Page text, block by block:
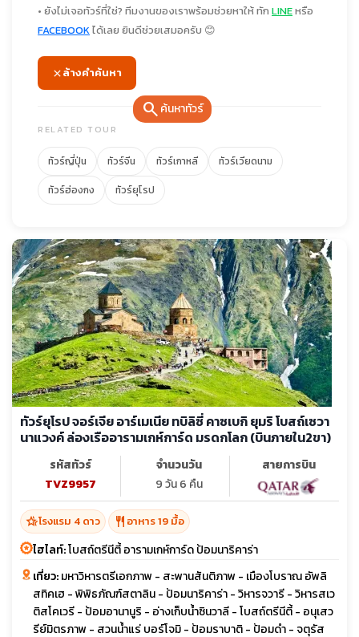
searchค้นหาทัวร์
• ยังไม่เจอทัวร์ที่ใช่? ทีมงานของเราพร้อมช่วยหาให้ ทัก LINEหรือ
FACEBOOKได้เลย ยินดีช่วยเสมอครับ 😊
ล้างคำค้นหา
RELATED TOUR
ทัวร์ญี่ปุ่น ทัวร์จีน ทัวร์เกาหลี
ทัวร์เวียดนาม
ทัวร์ฮ่องกง
ทัวร์ยุโรป
ทัวร์ยุโรป จอร์เจีย อาร์เมเนีย ทบิลิซี่ คาซเบกิ ยุมริ โบสถ์เซวา
นาแวงค์ ล่องเรืออารามเกห์การ์ด มรดกโลก (บินภายใน2ขา)
รหัสทัวร์
TVZ9957
จำนวนวัน
9 วัน 6 คืน
สายการบิน
hotel_classโรงแรม 4 ดาว restaurant อาหาร 19 มื้อ
ไฮไลท์:โบสถ์ตรีนีตี้ อารามเกห์การ์ด ป้อมนาริคาร่า
เที่ยว:มหาวิหารตรีเอกภาพ - สะพานสันติภาพ - เมืองโบราณ อัพลิ
สทิคเฮ - พิพิธภัณฑ์สตาลิน - ป้อมนาริคาร่า - วิหารจวารี - วิหารสเว
ติสโคเวรี - ป้อมอานานูริ - อ่างเก็บน้ำซินวาลี - โบสถ์ตรีนีตี้ - อนุเสว
รีย์มิตรภาพ - สวนน้ำแร่ บอร์โจมิ - ป้อมราบาติ - ป้อมดำ - จตุรัส